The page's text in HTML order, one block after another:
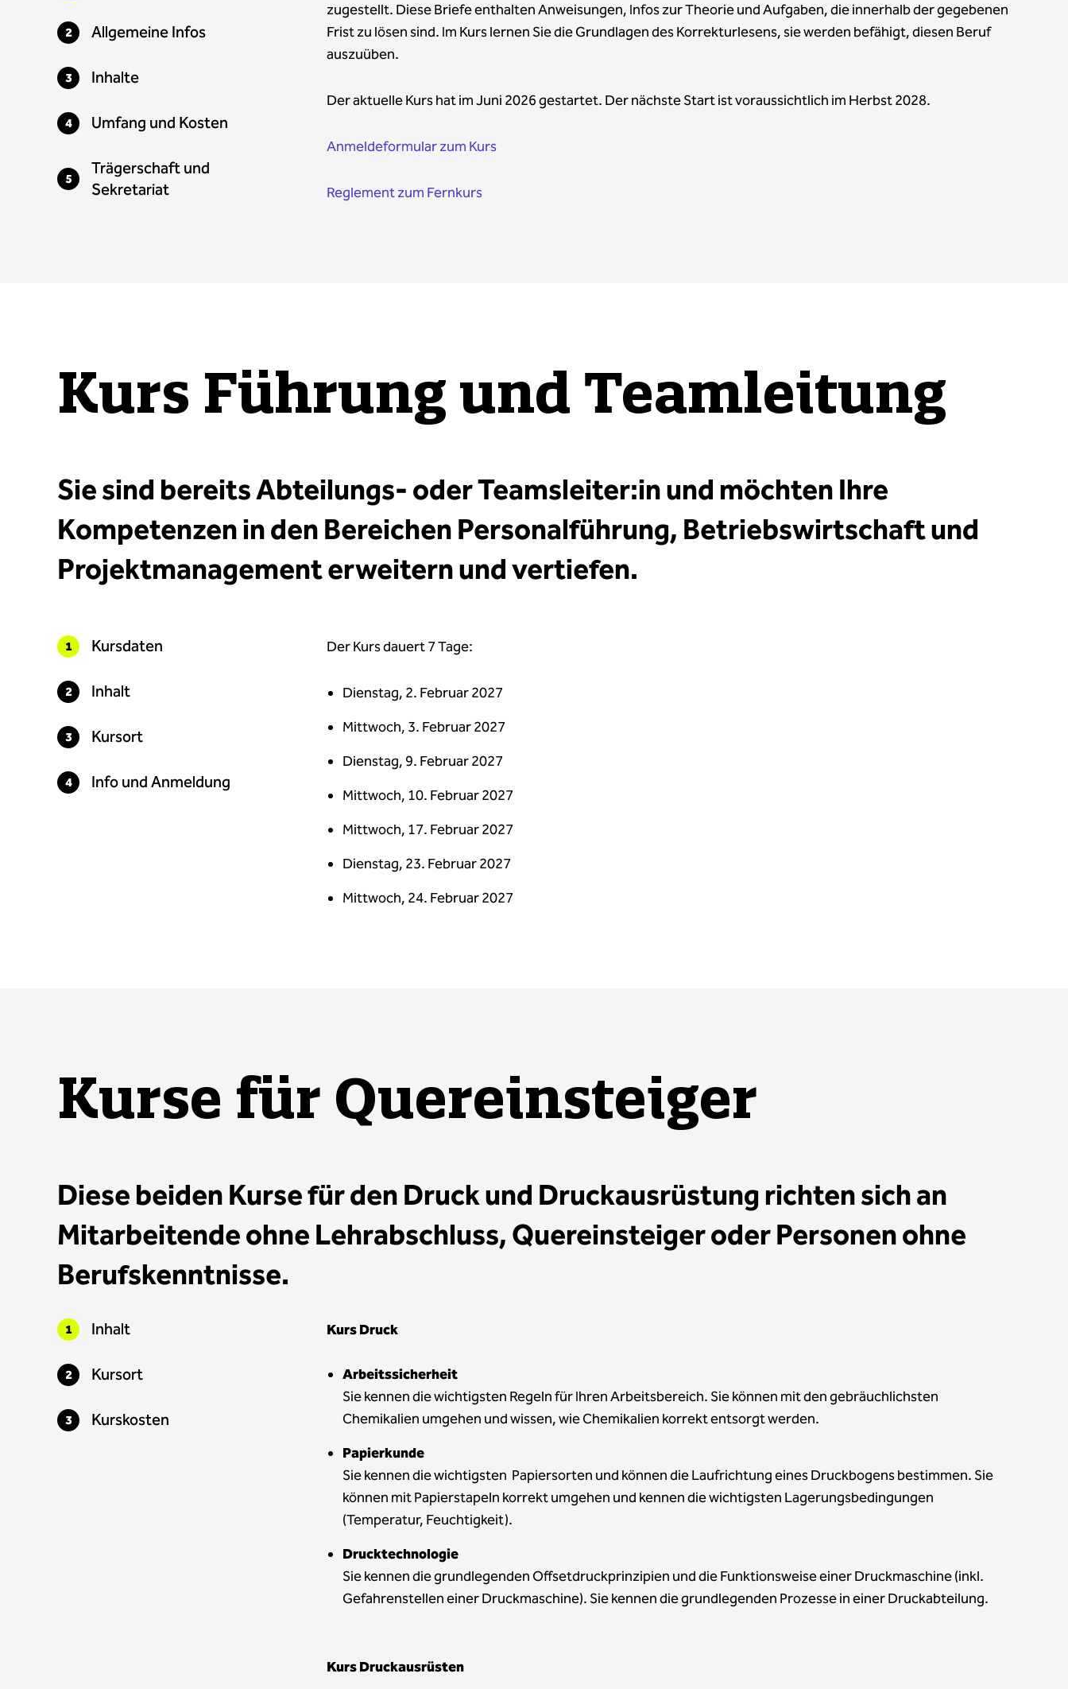
Allgemeine Infos
Inhalte
Umfang und Kosten
Trägerschaft und
Sekretariat
zugestellt. Diese Briefe enthalten Anweisungen, Infos zur Theorie und Aufgaben, die innerhalb der gegebenen
Frist zu lösen sind. Im Kurs lernen Sie die Grundlagen des Korrekturlesens, sie werden befähigt, diesen Beruf
auszuüben.
Der aktuelle Kurs hat im Juni 2026 gestartet. Der nächste Start ist voraussichtlich im Herbst 2028.
Anmeldeformular zum Kurs
Reglement zum Fernkurs
Kurs Führung und Teamleitung
Sie sind bereits Abteilungs- oder Teamsleiter:in und möchten Ihre
Kompetenzen in den Bereichen Personalführung, Betriebswirtschaft und
Projektmanagement erweitern und vertiefen.
Kursdaten
Inhalt
Kursort
Info und Anmeldung
Der Kurs dauert 7 Tage:
Dienstag, 2. Februar 2027
Mittwoch, 3. Februar 2027
Dienstag, 9. Februar 2027
Mittwoch, 10. Februar 2027
Mittwoch, 17. Februar 2027
Dienstag, 23. Februar 2027
Mittwoch, 24. Februar 2027
Kurse für Quereinsteiger
Diese beiden Kurse für den Druck und Druckausrüstung richten sich an
Mitarbeitende ohne Lehrabschluss, Quereinsteiger oder Personen ohne
Berufskenntnisse.
Inhalt
Kursort
Kurskosten
Kurs Druck
Arbeitssicherheit
Sie kennen die wichtigsten Regeln für Ihren Arbeitsbereich. Sie können mit den gebräuchlichsten
Chemikalien umgehen und wissen, wie Chemikalien korrekt entsorgt werden.
Papierkunde
Sie kennen die wichtigsten Papiersorten und können die Laufrichtung eines Druckbogens bestimmen. Sie
können mit Papierstapeln korrekt umgehen und kennen die wichtigsten Lagerungsbedingungen
(Temperatur, Feuchtigkeit).
Drucktechnologie
Sie kennen die grundlegenden Offsetdruckprinzipien und die Funktionsweise einer Druckmaschine (inkl.
Gefahrenstellen einer Druckmaschine). Sie kennen die grundlegenden Prozesse in einer Druckabteilung.
Kurs Druckausrüsten